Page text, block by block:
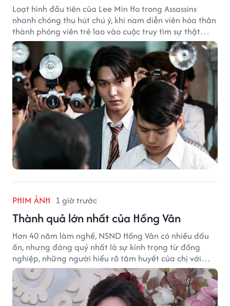
Loạt hình đầu tiên của Lee Min Ho trong Assassins
nhanh chóng thu hút chú ý, khi nam diễn viên hóa thân
thành phóng viên trẻ lao vào cuộc truy tìm sự thật
phía sau một vụ ám sát gây chấn động Hàn Quốc.
PHIM ẢNH 1 giờ trước
Thành quả lớn nhất của Hồng Vân
Hơn 40 năm làm nghề, NSND Hồng Vân có nhiều dấu
ấn, nhưng đáng quý nhất là sự kính trọng từ đồng
nghiệp, những người hiểu rõ tâm huyết của chị với
nghệ thuật.